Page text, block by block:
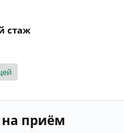
стаж
на приём